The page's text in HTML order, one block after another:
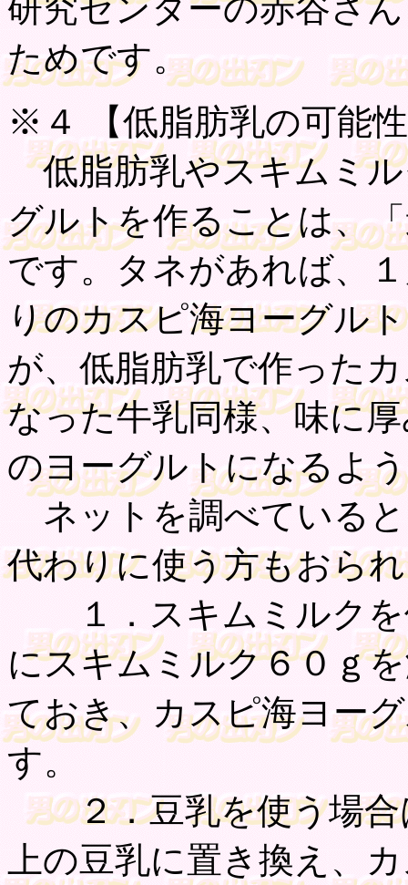
研究センターの赤谷さ
ためです。
※４ 【低脂肪乳の可能
低脂肪乳やスキムミ
グルトを作ることは、「
です。タネがあれば、
りのカスピ海ヨーグル
が、低脂肪乳で作った
なった牛乳同様、味に
のヨーグルトになるよ
ネットを調べていると
代わりに使う方もおら
１．スキムミルクを
にスキムミルク６０ｇ
ておき、カスピ海ヨー
す。
２．豆乳を使う場合
上の豆乳に置き換え、